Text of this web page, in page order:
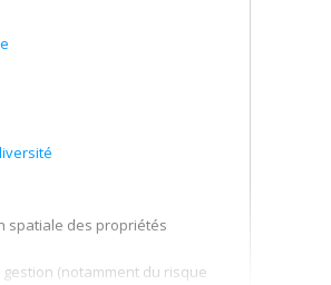
spatiale des propriétés
(notamment du risque